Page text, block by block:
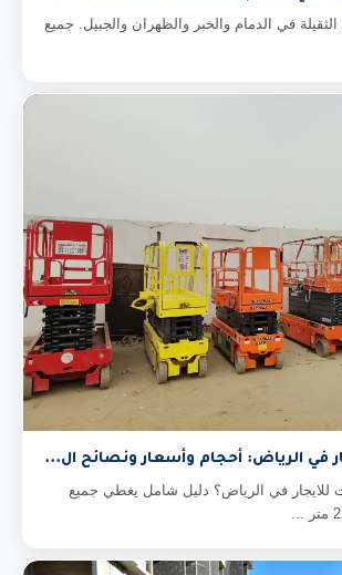
في الدمام والخبر والظهران والجبيل. جميع
في الرياض: أحجام وأسعار ونصائح ال...
في الرياض؟ دليل شامل يغطي جميع